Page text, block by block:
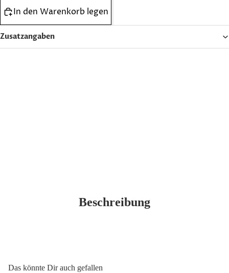
In den Warenkorb legen
Zusatzangaben
Beschreibung
Das könnte Dir auch gefallen